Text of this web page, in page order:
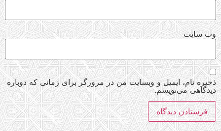
وب‌ سایت
ذخیره نام، ایمیل و وبسایت من در مرورگر برای زمانی که دوباره
دیدگاهی می‌نویسم.